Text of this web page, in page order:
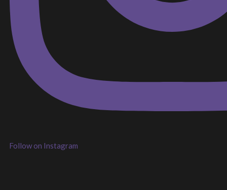
Follow on Instagram